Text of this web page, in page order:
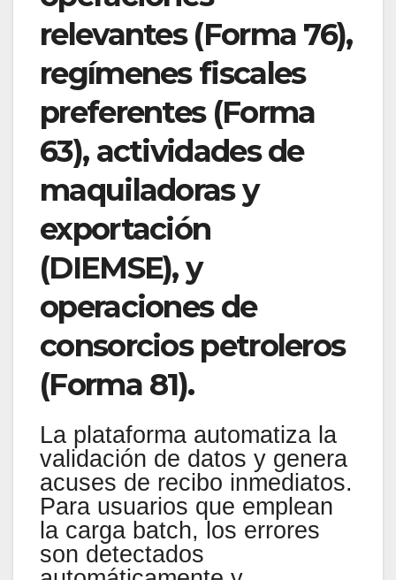
relevantes (Forma 76),
regímenes fiscales
preferentes (Forma
63), actividades de
maquiladoras y
exportación
(DIEMSE), y
operaciones de
consorcios petroleros
(Forma 81).
La plataforma automatiza la
validación de datos y genera
acuses de recibo inmediatos.
Para usuarios que emplean
la carga batch, los errores
son detectados